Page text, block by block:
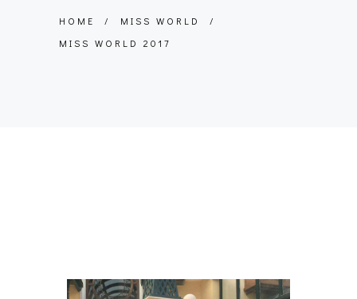
HOME / MISS WORLD
/
MISS WORLD 2017